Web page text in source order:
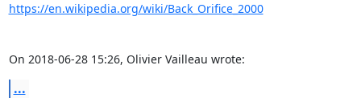
https://en.wikipedia.org/wiki/Back_Orifice_2000
On 2018-06-28 15:26, Olivier Vailleau wrote:
...